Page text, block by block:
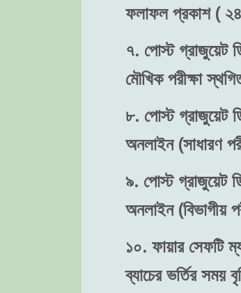
ফলাফল প্রকাশ (
৭. পোস্ট গ্রাজুয়েট
মৌখিক পরীক্ষা
৮. পোস্ট গ্রাজুয়েট
অনলাইন (সাধারণ
৯. পোস্ট গ্রাজুয়েট
অনলাইন (বিভাগীয়
১০. ফায়ার সেফটি
ব্যাচের ভর্তির